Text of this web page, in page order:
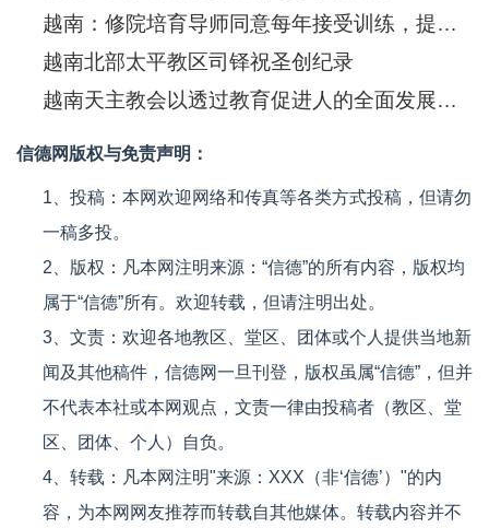
越南：修院培育导师同意每年接受训练，提升教学水平
越南北部太平教区司铎祝圣创纪录
越南天主教会以透过教育促进人的全面发展作为牧灵工作的中心
信德网版权与免责声明：
1、投稿：本网欢迎网络和传真等各类方式投稿，但请勿
一稿多投。
2、版权：凡本网注明来源：“信德”的所有内容，版权均
属于“信德”所有。欢迎转载，但请注明出处。
3、文责：欢迎各地教区、堂区、团体或个人提供当地新
闻及其他稿件，信德网一旦刊登，版权虽属“信德”，但并
不代表本社或本网观点，文责一律由投稿者（教区、堂
区、团体、个人）自负。
4、转载：凡本网注明"来源：XXX（非‘信德’）"的内
容，为本网网友推荐而转载自其他媒体。转载内容并不